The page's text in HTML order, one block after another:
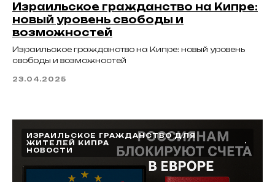
Израильское гражданство на Кипре:
новый уровень свободы и
возможностей
Израильское гражданство на Кипре: новый уровень
свободы и возможностей
23.04.2025
ИЗРАИЛЬСКОЕ ГРАЖДАНСТВО ДЛЯ
ЖИТЕЛЕЙ КИПРА
НОВОСТИ